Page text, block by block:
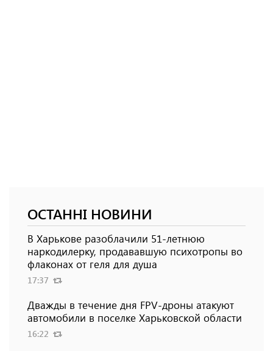
ОСТАННІ НОВИНИ
В Харькове разоблачили 51-летнюю
наркодилерку, продававшую психотропы во
флаконах от геля для душа
17:37
Дважды в течение дня FPV-дроны атакуют
автомобили в поселке Харьковской области
16:22